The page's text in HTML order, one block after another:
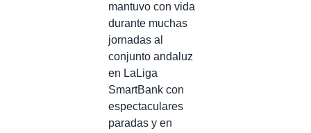
mantuvo con vida
durante muchas
jornadas al
conjunto andaluz
en LaLiga
SmartBank con
espectaculares
paradas y en